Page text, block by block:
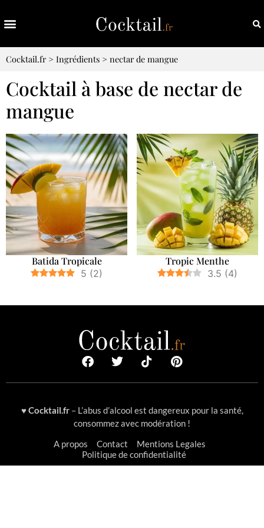
Cocktail.fr> Ingrédients > nectar de mangue
Cocktail à base de nectar de
mangue
Batida Tropicale
5 (2)
Tropic Menthe
3.5 (4)
♥ Cocktail.fr– L’abus d’alcool est dangereux pour la santé,
consommez avec modération !
A propos
Contact
Mentions Legales
Politique de confidentialité